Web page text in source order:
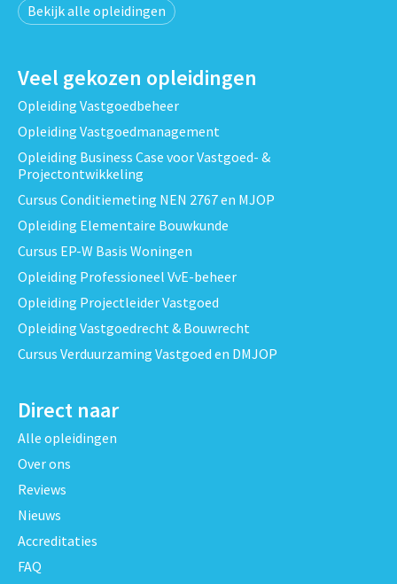
Bekijk alle opleidingen
Veel gekozen opleidingen
Opleiding Vastgoedbeheer
Opleiding Vastgoedmanagement
Opleiding Business Case voor Vastgoed- &
Projectontwikkeling
Cursus Conditiemeting NEN 2767 en MJOP
Opleiding Elementaire Bouwkunde
Cursus EP-W Basis Woningen
Opleiding Professioneel VvE-beheer
Opleiding Projectleider Vastgoed
Opleiding Vastgoedrecht & Bouwrecht
Cursus Verduurzaming Vastgoed en DMJOP
Direct naar
Alle opleidingen
Over ons
Reviews
Nieuws
Accreditaties
FAQ